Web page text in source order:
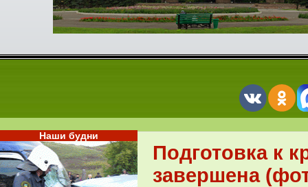
Подготовка к
завершена
Наши будни